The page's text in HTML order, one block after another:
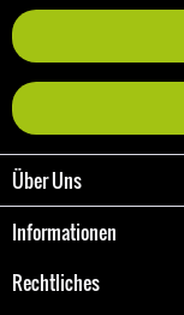
Über Uns
Informationen
Rechtliches